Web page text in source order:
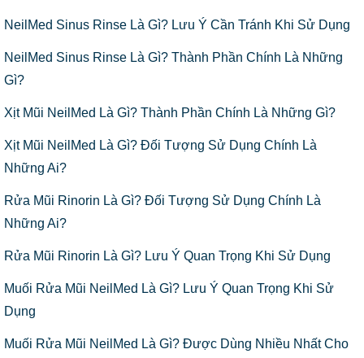
NeilMed Sinus Rinse Là Gì? Lưu Ý Cần Tránh Khi Sử Dụng
NeilMed Sinus Rinse Là Gì? Thành Phần Chính Là Những
Gì?
Xịt Mũi NeilMed Là Gì? Thành Phần Chính Là Những Gì?
Xịt Mũi NeilMed Là Gì? Đối Tượng Sử Dụng Chính Là
Những Ai?
Rửa Mũi Rinorin Là Gì? Đối Tượng Sử Dụng Chính Là
Những Ai?
Rửa Mũi Rinorin Là Gì? Lưu Ý Quan Trọng Khi Sử Dụng
Muối Rửa Mũi NeilMed Là Gì? Lưu Ý Quan Trọng Khi Sử
Dụng
Muối Rửa Mũi NeilMed Là Gì? Được Dùng Nhiều Nhất Cho